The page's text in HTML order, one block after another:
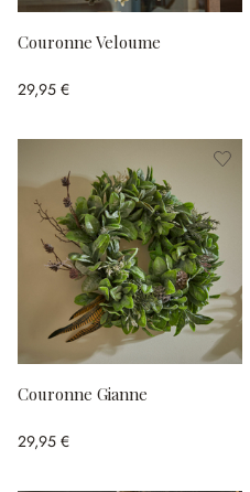
Couronne Veloume
29,95 €
Couronne Gianne
29,95 €